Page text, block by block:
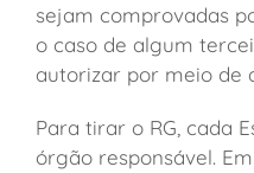
sejam comprovadas
o caso de algum
autorizar por meio de
Para tirar o RG, cada
órgão responsável.